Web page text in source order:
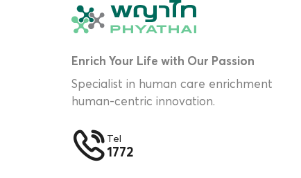
Enrich Your Life with Our Passion
Specialist in human care enrichment
human-centric innovation.
Tel
1772